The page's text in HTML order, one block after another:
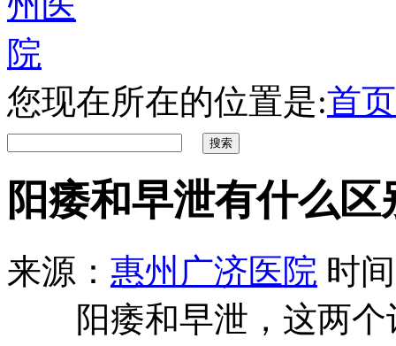
您现在所在的位置是:首页
阳痿和早泄有什么区
来源： 惠州广济医院 时
阳痿和早泄，这两个